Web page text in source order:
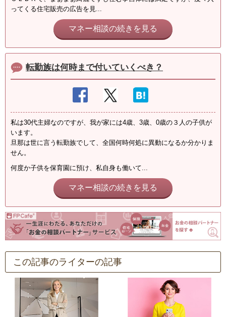
ってくる住宅販売の広告を見...
マネー相談の続きを見る
転勤族は何時まで付いていくべき？
私は30代主婦なのですが、我が家には4歳、3歳、0歳の３人の子供が
います。
旦那は世に言う転勤族でして、全国何時何処に異動になるか分かりま
せん。
何度か子供を保育園に預け、私自身も働いて...
マネー相談の続きを見る
この記事のライターの記事